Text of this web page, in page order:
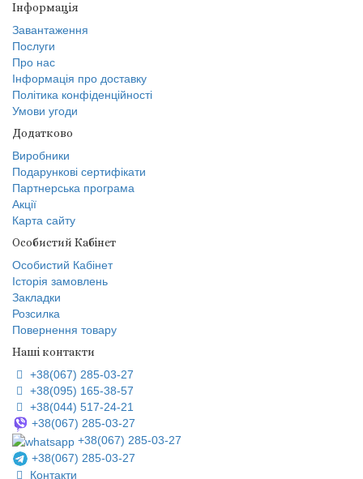
Інформація
Завантаження
Послуги
Про нас
Інформація про доставку
Політика конфіденційності
Умови угоди
Додатково
Виробники
Подарункові сертифікати
Партнерська програма
Акції
Карта сайту
Особистий Кабінет
Особистий Кабінет
Історія замовлень
Закладки
Розсилка
Повернення товару
Наші контакти
+38(067) 285-03-27
+38(095) 165-38-57
+38(044) 517-24-21
+38(067) 285-03-27
+38(067) 285-03-27
+38(067) 285-03-27
Контакти